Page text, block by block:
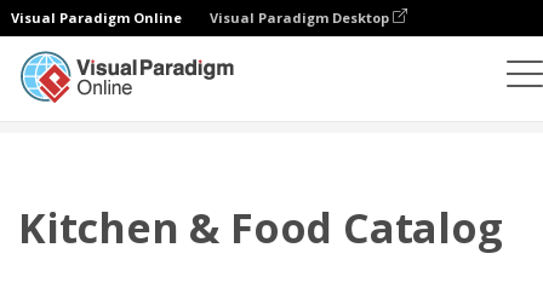
Visual Paradigm Online Visual Paradigm Desktop
Kitchen & Food Catalog